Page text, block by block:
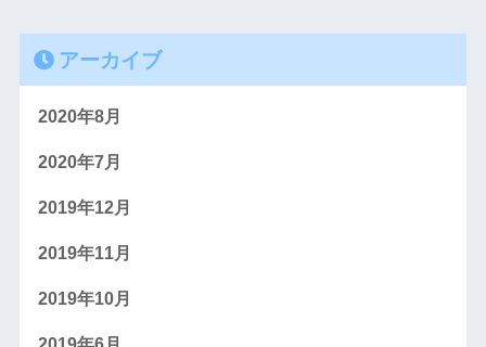
アーカイブ
2020年8月
2020年7月
2019年12月
2019年11月
2019年10月